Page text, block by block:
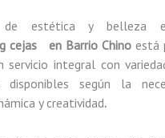
estética y belleza
cejas en Barrio Chino está
servicio integral con
disponibles según la
y creatividad.